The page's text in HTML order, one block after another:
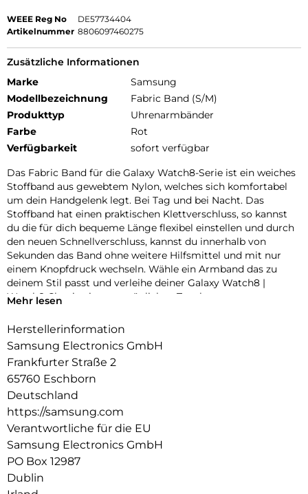
WEEE Reg No
DE57734404
Artikelnummer 8806097460275
Zusätzliche Informationen
Marke
Samsung
Modellbezeichnung
Fabric Band (S/M)
Produkttyp
Uhrenarmbänder
Farbe
Rot
Verfügbarkeit
sofort verfügbar
Das Fabric Band für die Galaxy Watch8-Serie ist ein weiches
Stoffband aus gewebtem Nylon, welches sich komfortabel
um dein Handgelenk legt. Bei Tag und bei Nacht. Das
Stoffband hat einen praktischen Klettverschluss, so kannst
du die für dich bequeme Länge flexibel einstellen und durch
den neuen Schnellverschluss, kannst du innerhalb von
Sekunden das Band ohne weitere Hilfsmittel und mit nur
einem Knopfdruck wechseln. Wähle ein Armband das zu
deinem Stil passt und verleihe deiner Galaxy Watch8 |
Watch8 Classic einen persönlichen Touch.
Mehr lesen
Herstellerinformation
Samsung Electronics GmbH
Frankfurter Straße 2
65760 Eschborn
Deutschland
https://samsung.com
Verantwortliche für die EU
Samsung Electronics GmbH
PO Box 12987
Dublin